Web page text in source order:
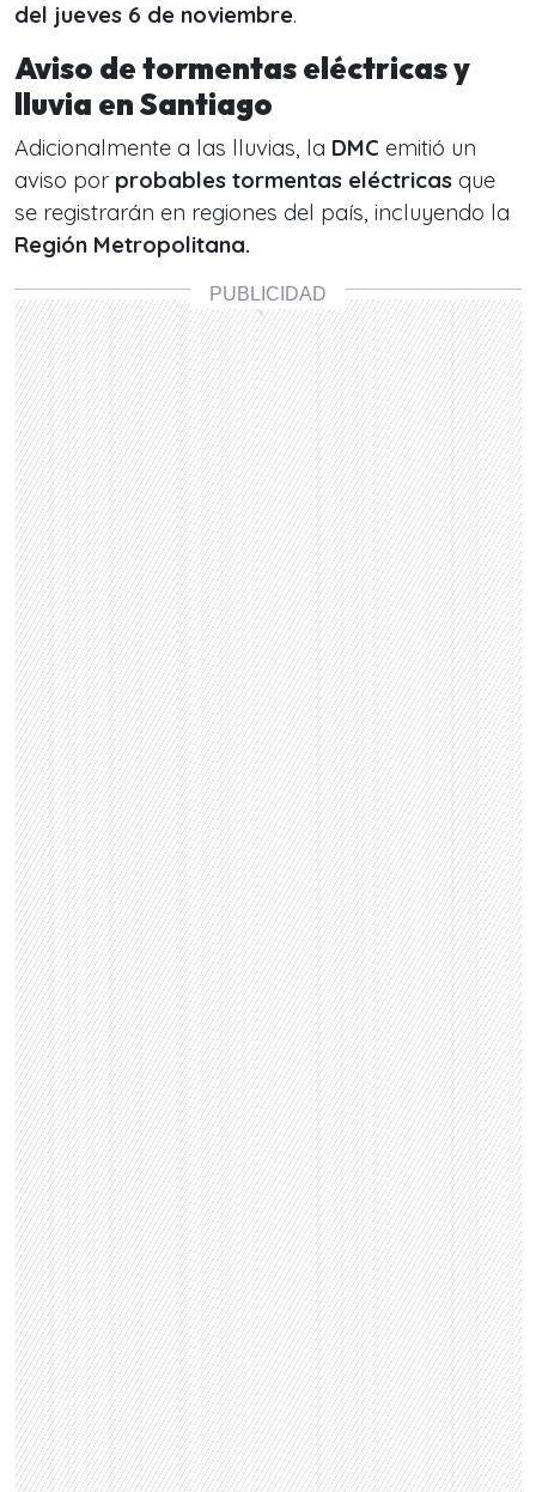
del jueves 6 de noviembre.
Aviso de tormentas eléctricas y
lluvia en Santiago
Adicionalmente a las lluvias, la DMC emitió un
aviso por probables tormentas eléctricas que
se registrarán en regiones del país, incluyendo la
Región Metropolitana.